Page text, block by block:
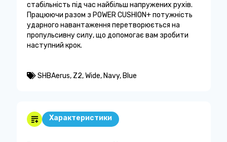
стабільність під час найбільш напружених рухів.
Працюючи разом з POWER CUSHION+ потужність
ударного навантаження перетворюється на
пропульсивну силу, що допомогає вам зробити
наступний крок.
SHBAerus, Z2,Wide, Navy, Blue
Характеристики